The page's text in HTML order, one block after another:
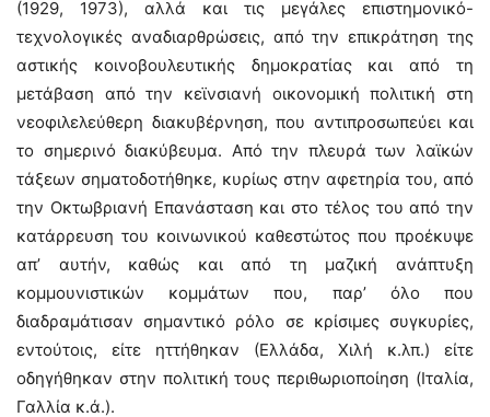
(1929, 1973), αλλά και τις μεγάλες επιστημονικό-
τεχνολογικές αναδιαρθρώσεις, από την επικράτηση της
αστικής κοινοβουλευτικής δημοκρατίας και από τη
μετάβαση από την κεϊνσιανή οικονομική πολιτική στη
νεοφιλελεύθερη διακυβέρνηση, που αντιπροσωπεύει και
το σημερινό διακύβευμα. Από την πλευρά των λαϊκών
τάξεων σηματοδοτήθηκε, κυρίως στην αφετηρία του, από
την Οκτωβριανή Επανάσταση και στο τέλος του από την
κατάρρευση του κοινωνικού καθεστώτος που προέκυψε
απ’ αυτήν, καθώς και από τη μαζική ανάπτυξη
κομμουνιστικών κομμάτων που, παρ’ όλο που
διαδραμάτισαν σημαντικό ρόλο σε κρίσιμες συγκυρίες,
εντούτοις, είτε ηττήθηκαν (Ελλάδα, Χιλή κ.λπ.) είτε
οδηγήθηκαν στην πολιτική τους περιθωριοποίηση (Ιταλία,
Γαλλία κ.ά.).